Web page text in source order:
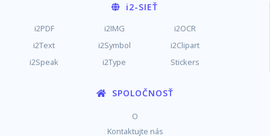
i2-SIEŤ
i2PDF i2IMG
i2OCR
i2Text
i2Symbol
i2Clipart
i2Speak
i2Type Stickers
SPOLOČNOSŤ
O
Kontaktujte nás